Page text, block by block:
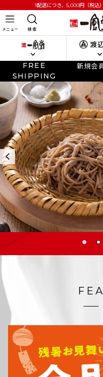
1配送につき、5,000円 （税
メニュー 検 索
FREE
SHIPPING
新規会